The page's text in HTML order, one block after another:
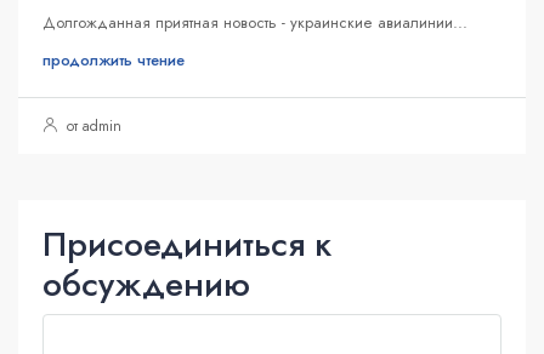
Долгожданная приятная новость - украинские авиалинии...
продолжить чтение
от admin
Присоединиться к
обсуждению